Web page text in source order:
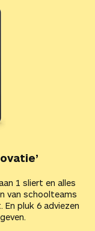
1 sliert en alles
van schoolteams
pluk 6 adviezen